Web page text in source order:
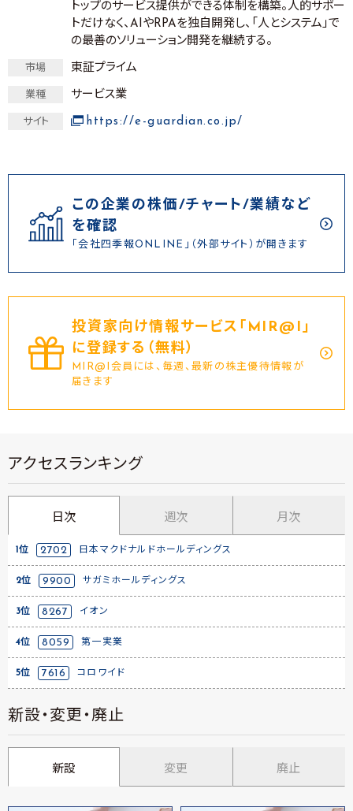
トップのサービス提供ができる体制を構築。人的サポー
トだけなく、AIやRPAを独自開発し、「人とシステム」で
の最善のソリューション開発を継続する。
市場 東証プライム
業種 サービス業
サイト https://e-guardian.co.jp/
この企業の株価/チャート/業績など
を確認
「会社四季報ONLINE」（外部サイト）が開きます
投資家向け情報サービス｢MIR@I｣
に登録する（無料）
MIR@I会員には、毎週、最新の株主優待情報が
届きます
アクセスランキング
日次 週次 月次
1位 2702 日本マクドナルドホールディングス
2位 9900 サガミホールディングス
3位 8267 イオン
4位 8059 第一実業
5位 7616 コロワイド
新設・変更・廃止
新設 変更 廃止